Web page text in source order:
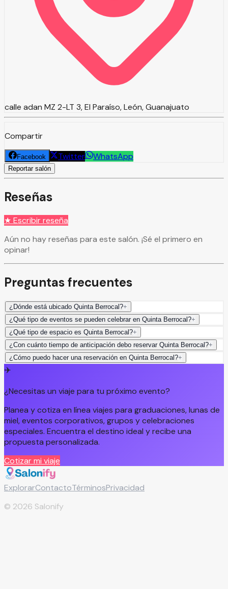
calle adan MZ 2-LT 3, El Paraíso, León, Guanajuato
Compartir
Facebook Twitter WhatsApp
Reportar salón
Reseñas
★ Escribir reseña
Aún no hay reseñas para este salón. ¡Sé el primero en
opinar!
Preguntas frecuentes
¿Dónde está ubicado Quinta Berrocal?+
¿Qué tipo de eventos se pueden celebrar en Quinta Berrocal?+
¿Qué tipo de espacio es Quinta Berrocal?+
¿Con cuánto tiempo de anticipación debo reservar Quinta Berrocal?+
¿Cómo puedo hacer una reservación en Quinta Berrocal?+
✈️
¿Necesitas un viaje para tu próximo evento?
Planea y cotiza en línea viajes para graduaciones, lunas de
miel, eventos corporativos, grupos y celebraciones
especiales. Encuentra el destino ideal y recibe una
propuesta personalizada.
Cotizar mi viaje
ExplorarContactoTérminosPrivacidad
© 2026 Salonify